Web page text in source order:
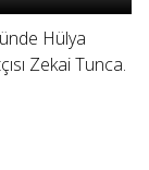
Hülya
Zekai Tunca.